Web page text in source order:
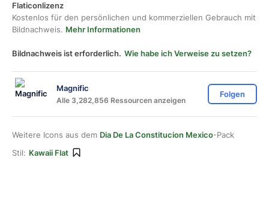
Flaticonlizenz
Kostenlos für den persönlichen und kommerziellen Gebrauch mit
Bildnachweis. Mehr Informationen
Bildnachweis ist erforderlich. Wie habe ich Verweise zu setzen?
Magnific
Alle 3,282,856 Ressourcen anzeigen
Folgen
Weitere Icons aus dem Dia De La Constitucion Mexico-Pack
Stil: Kawaii Flat